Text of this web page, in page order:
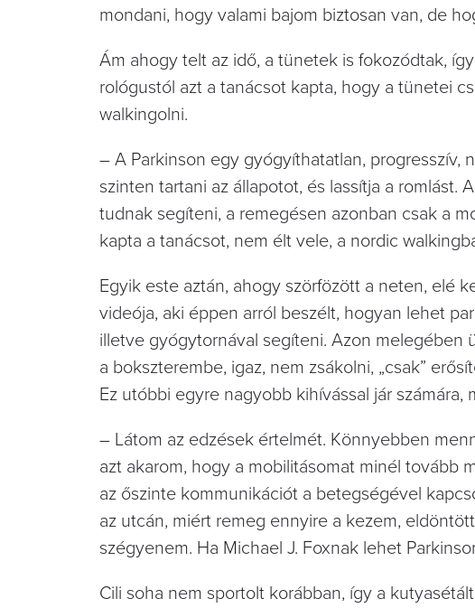
mondani, hogy valami bajom biztosan van, de
Ám ahogy telt az idő, a tünetek is fokozódtak,
rológustól azt a tanácsot kapta, hogy a tünetei
walkingolni.
– A Parkinson egy gyógyíthatatlan,
szinten tartani az állapotot, és lassítja a
tudnak segíteni, a remegésen azonban csak a
kapta a tanácsot, nem élt vele, a nordic
Egyik este aztán, ahogy szörfözött a neten, elé
videója, aki éppen arról beszélt, hogyan lehet
illetve gyógytornával segíteni. Azon melegében
a bokszterembe, igaz, nem zsákolni, „csak”
Ez utóbbi egyre nagyobb kihívással jár számára,
– Látom az edzések értelmét. Könnyebben
azt akarom, hogy a mobilitásomat minél tovább
az őszinte kommunikációt a betegségével
az utcán, miért remeg ennyire a kezem,
szégyenem. Ha Michael J. Foxnak lehet
Cili soha nem sportolt korábban, így a